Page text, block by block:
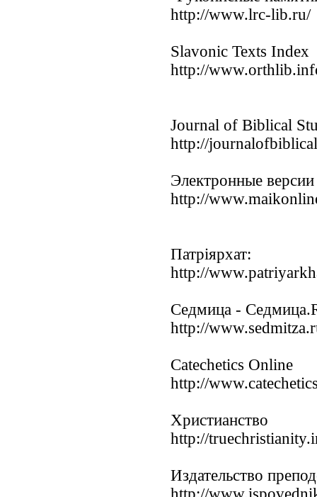
http://www.lrc-lib.ru/
Slavonic Texts Index
http://
Journal of Biblical
http://
Электронные
http://
Патріярхат:
http://
Седмица -
http://
Catechetics Online
http://
Христианство
http://
Издательство